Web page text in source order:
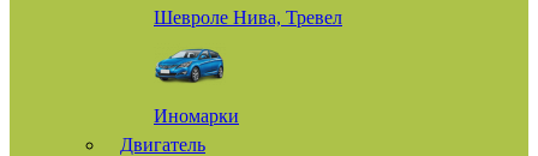
Шевроле Нива, Тревел
Иномарки
Двигатель